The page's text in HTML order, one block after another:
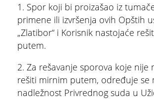
1. Spor koji bi proizašao iz
primene ili izvršenja ovih Opštih
„Zlatibor“ i Korisnik nastojaće
putem.
2. Za rešavanje sporova koje nije
rešiti mirnim putem, određuje se
nadležnost Privrednog suda u